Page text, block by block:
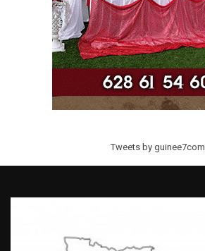
Tweets by guinee7com